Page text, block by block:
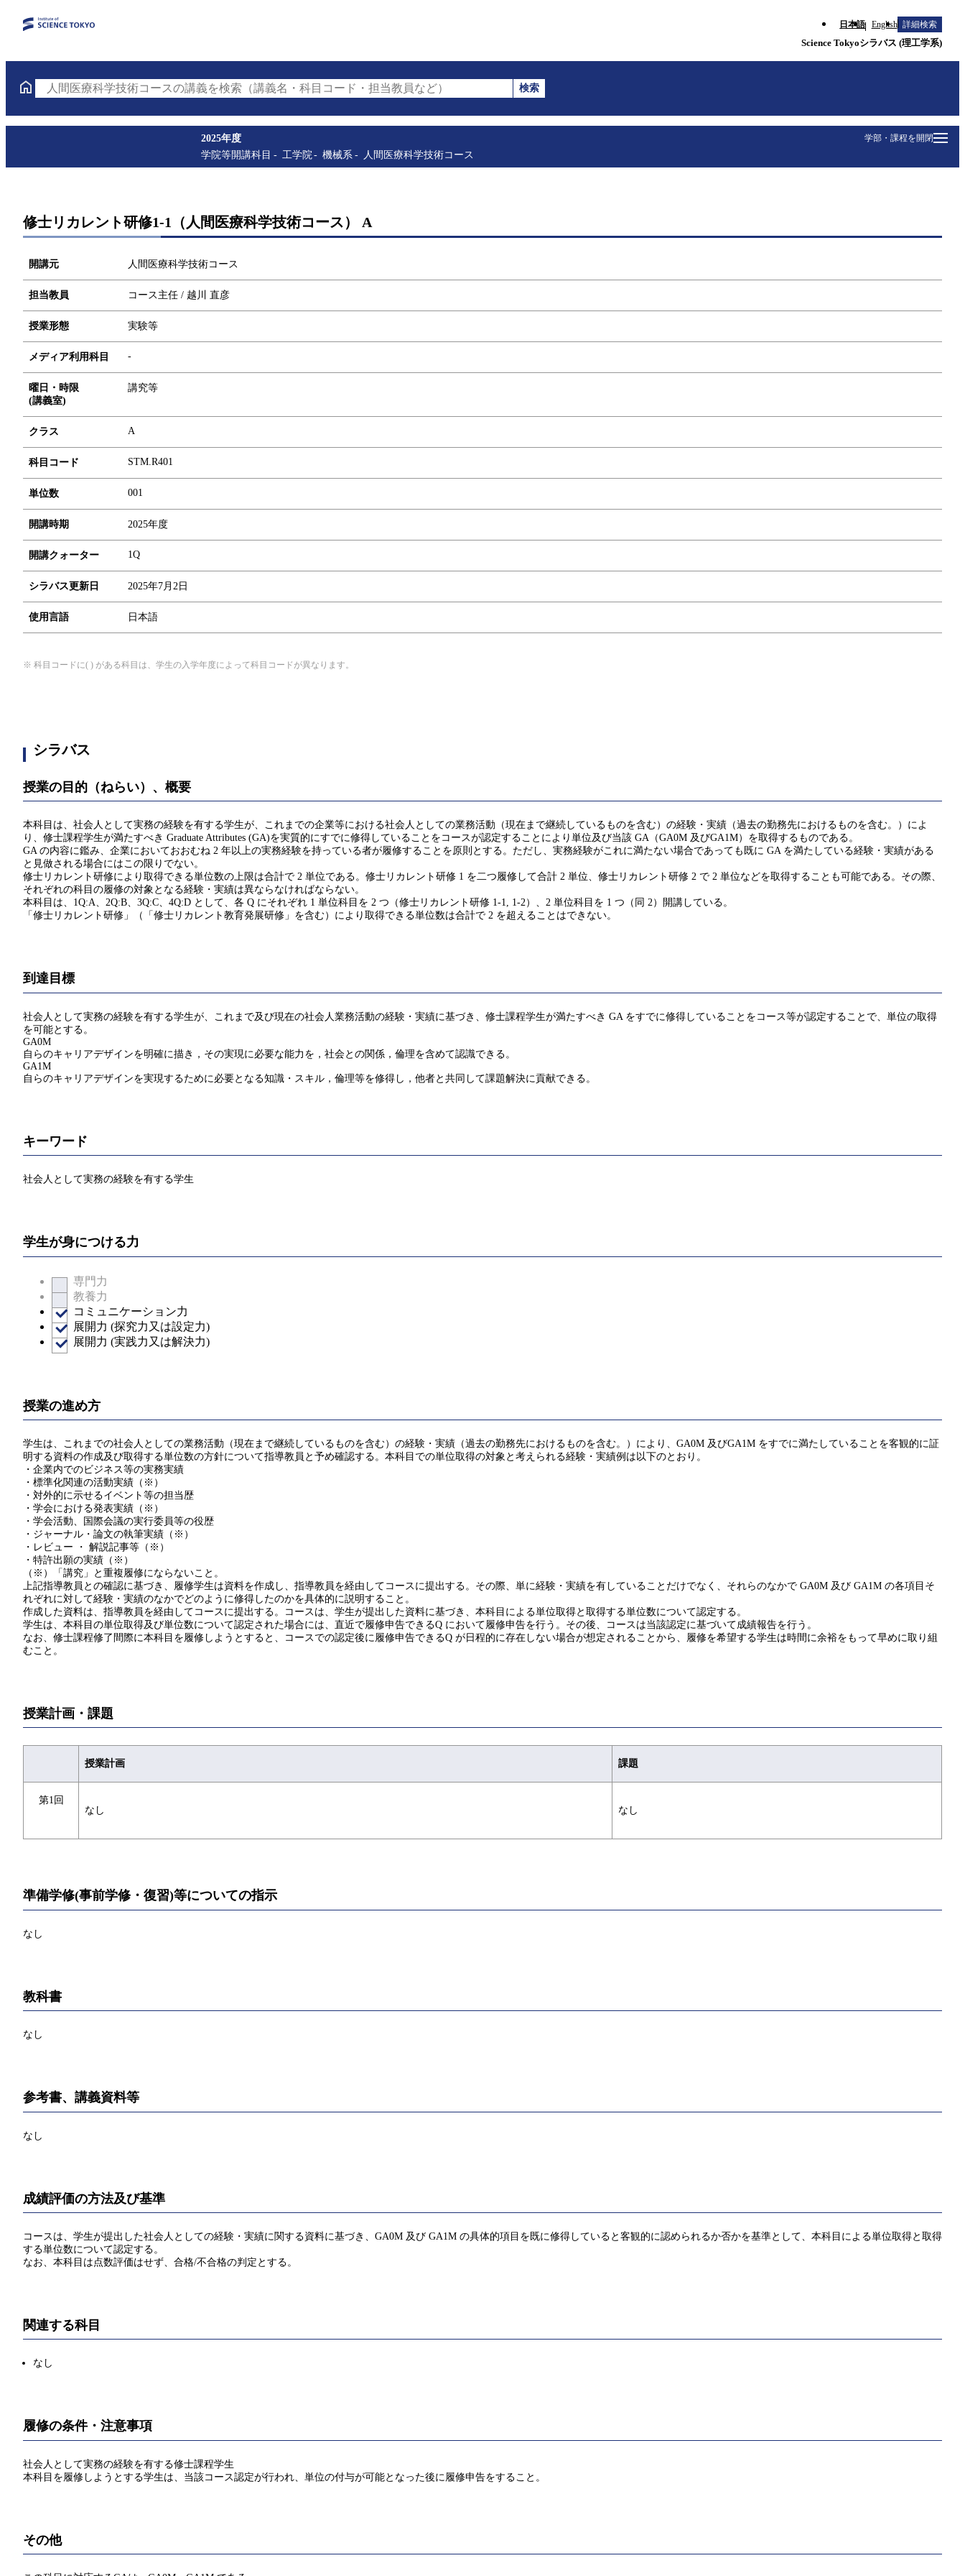
日本語 English 詳細検索
Science Tokyoシラバス (理工学系)
人間医療科学技術コースの講義を検索（講義名・科目コード・担当教員など）
検索
学部・課程を開閉
2025年度
学院等開講科目
工学院 機械系 人間医療科学技術コース
修士リカレント研修1-1（人間医療科学技術コース） A
開講元 人間医療科学技術コース
担当教員 コース主任 / 越川 直彦
授業形態 実験等
メディア利用科目 -
曜日・時限
(講義室)
講究等
クラス A
科目コード STM.R401
単位数 001
開講時期 2025年度
開講クォーター 1Q
シラバス更新日 2025年7月2日
使用言語 日本語
※ 科目コードに( ) がある科目は、学生の入学年度によって科目コードが異なります。
シラバス
授業の目的（ねらい）、概要
本科目は、社会人として実務の経験を有する学生が、これまでの企業等における社会人としての業務活動（現在まで継続しているものを含む）の経験・実績（過去の勤務先におけるものを含む。）によ
り、修士課程学生が満たすべき Graduate Attributes (GA)を実質的にすでに修得していることをコースが認定することにより単位及び当該 GA（GA0M 及びGA1M）を取得するものである。
GA の内容に鑑み、企業においておおむね 2 年以上の実務経験を持っている者が履修することを原則とする。ただし、実務経験がこれに満たない場合であっても既に GA を満たしている経験・実績がある
と見做される場合にはこの限りでない。
修士リカレント研修により取得できる単位数の上限は合計で 2 単位である。修士リカレント研修 1 を二つ履修して合計 2 単位、修士リカレント研修 2 で 2 単位などを取得することも可能である。その際、
それぞれの科目の履修の対象となる経験・実績は異ならなければならない。
本科目は、1Q:A、2Q:B、3Q:C、4Q:D として、各 Q にそれぞれ 1 単位科目を 2 つ（修士リカレント研修 1-1, 1-2）、2 単位科目を 1 つ（同 2）開講している。
「修士リカレント研修」（「修士リカレント教育発展研修」を含む）により取得できる単位数は合計で 2 を超えることはできない。
到達目標
社会人として実務の経験を有する学生が、これまで及び現在の社会人業務活動の経験・実績に基づき、修士課程学生が満たすべき GA をすでに修得していることをコース等が認定することで、単位の取得
を可能とする。
GA0M
自らのキャリアデザインを明確に描き，その実現に必要な能力を，社会との関係，倫理を含めて認識できる。
GA1M
自らのキャリアデザインを実現するために必要となる知識・スキル，倫理等を修得し，他者と共同して課題解決に貢献できる。
キーワード
社会人として実務の経験を有する学生
学生が身につける力
専門力
教養力
コミュニケーション力
展開力 (探究力又は設定力)
展開力 (実践力又は解決力)
授業の進め方
学生は、これまでの社会人としての業務活動（現在まで継続しているものを含む）の経験・実績（過去の勤務先におけるものを含む。）により、GA0M 及びGA1M をすでに満たしていることを客観的に証
明する資料の作成及び取得する単位数の方針について指導教員と予め確認する。本科目での単位取得の対象と考えられる経験・実績例は以下のとおり。
・企業内でのビジネス等の実務実績
・標準化関連の活動実績（※）
・対外的に示せるイベント等の担当歴
・学会における発表実績（※）
・学会活動、国際会議の実行委員等の役歴
・ジャーナル・論文の執筆実績（※）
・レビュー ・ 解説記事等（※）
・特許出願の実績（※）
（※）「講究」と重複履修にならないこと。
上記指導教員との確認に基づき、履修学生は資料を作成し、指導教員を経由してコースに提出する。その際、単に経験・実績を有していることだけでなく、それらのなかで GA0M 及び GA1M の各項目そ
れぞれに対して経験・実績のなかでどのように修得したのかを具体的に説明すること。
作成した資料は、指導教員を経由してコースに提出する。コースは、学生が提出した資料に基づき、本科目による単位取得と取得する単位数について認定する。
学生は、本科目の単位取得及び単位数について認定された場合には、直近で履修申告できるQ において履修申告を行う。その後、コースは当該認定に基づいて成績報告を行う。
なお、修士課程修了間際に本科目を履修しようとすると、コースでの認定後に履修申告できるQ が日程的に存在しない場合が想定されることから、履修を希望する学生は時間に余裕をもって早めに取り組
むこと。
授業計画・課題
授業計画 課題
第1回
なし
なし
準備学修(事前学修・復習)等についての指示
なし
教科書
なし
参考書、講義資料等
なし
成績評価の方法及び基準
コースは、学生が提出した社会人としての経験・実績に関する資料に基づき、GA0M 及び GA1M の具体的項目を既に修得していると客観的に認められるか否かを基準として、本科目による単位取得と取得
する単位数について認定する。
なお、本科目は点数評価はせず、合格/不合格の判定とする。
関連する科目
なし
履修の条件・注意事項
社会人として実務の経験を有する修士課程学生
本科目を履修しようとする学生は、当該コース認定が行われ、単位の付与が可能となった後に履修申告をすること。
その他